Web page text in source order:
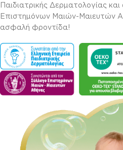
Παιδιατρικής Δερματολογίας
Επιστημόνων Μαιών-Μαιευτών
ασφαλή φροντίδα!